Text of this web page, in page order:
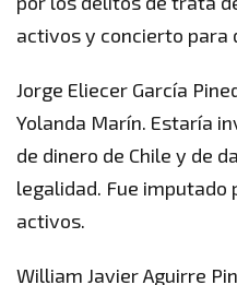
activos y concierto para
Jorge Eliecer García
Yolanda Marín. Estaría
de dinero de Chile y de
legalidad. Fue imputado
activos.
William Javier Aguirre